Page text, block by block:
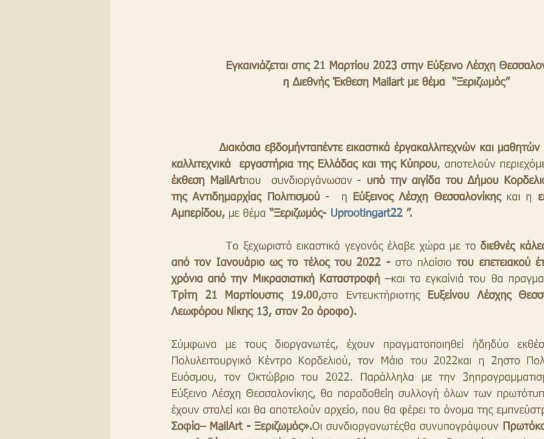
Εγκαινιάζεται στις 21 Μαρτίου 2023 στην Εύξεινο Λέσχη
η Διεθνής Έκθεση Mailart με θέμα  “Ξεριζωμός”
Διακόσια εβδομήνταπέντε εικαστικά έργακαλλιτεχνών και
καλλιτεχνικά  εργαστήρια της Ελλάδας και της Κύπρου, αποτελούν
έκθεση MailArtπου  συνδιοργάνωσαν - υπό την αιγίδα του Δήμου
της Αντιδημαρχίας Πολιτισμού -  η Εύξεινος Λέσχη Θεσσαλονίκης και η
Αμπερίδου, με θέμα “Ξεριζωμός- Uprootingart22 ”.
            Το ξεχωριστό εικαστικό γεγονός έλαβε χώρα με το
διεθνές
από τον Ιανουάριο ως το τέλος του 2022 - στο πλαίσιο του επετειακού
χρόνια από την Μικρασιατική Καταστροφή –
Τρίτη 21 Μαρτίουστις 19.00,στο Εντευκτήριοτης
Ευξείνου Λέσχης
Λεωφόρου Νίκης 13, στον 2ο όροφο).
Σύμφωνα με τους διοργανωτές, έχουν πραγματοποιηθεί ήδηδύο
Πολυλειτουργικό Κέντρο Κορδελιού, τον Μάιο του 2022και η 2ηστο
Ευόσμου, τον Οκτώβριο του 2022. Παράλληλα με την
Εύξεινο Λέσχη Θεσσαλονίκης, θα παραδοθείη συλλογή όλων των
έχουν σταλεί και θα αποτελούν αρχείο, που θα φέρει το όνομα της
Σοφία– MailArt - Ξεριζωμός».Οι συνδιοργανωτέςθα συνυπογράψουν